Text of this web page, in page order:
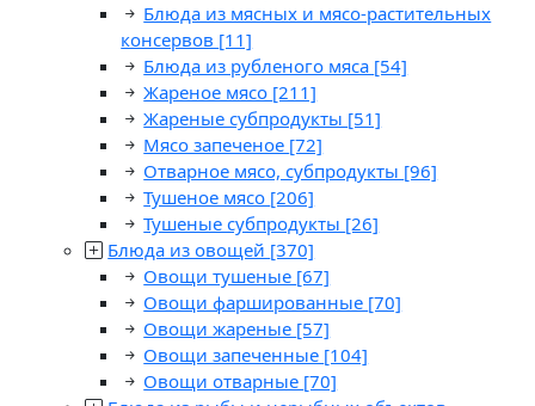
Блюда из мясных и мясо-растительных
консервов [11]
Блюда из рубленого мяса [54]
Жареное мясо [211]
Жареные субпродукты [51]
Мясо запеченое [72]
Отварное мясо, субпродукты [96]
Тушеное мясо [206]
Тушеные субпродукты [26]
Блюда из овощей [370]
Овощи тушеные [67]
Овощи фаршированные [70]
Овощи жареные [57]
Овощи запеченные [104]
Овощи отварные [70]